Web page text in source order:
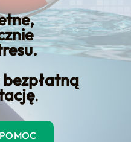
bezpłatną
.
konsumencką
konkretnej
nie ogólników. Na